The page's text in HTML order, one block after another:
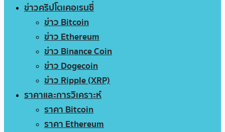
ข่าวคริปโตเคอเรนซี่
ข่าว Bitcoin
ข่าว Ethereum
ข่าว Binance Coin
ข่าว Dogecoin
ข่าว Ripple (XRP)
ราคาและการวิเคราะห์
ราคา Bitcoin
ราคา Ethereum